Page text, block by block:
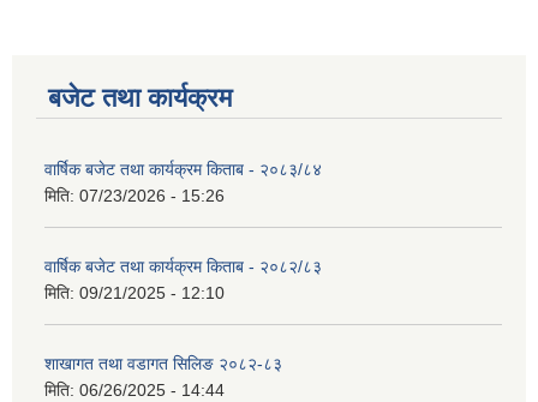
बजेट तथा कार्यक्रम
वार्षिक बजेट तथा कार्यक्रम किताब - २०८३/८४
मिति: 07/23/2026 - 15:26
वार्षिक बजेट तथा कार्यक्रम किताब - २०८२/८३
मिति: 09/21/2025 - 12:10
शाखागत तथा वडागत सिलिङ २०८२-८३
मिति: 06/26/2025 - 14:44